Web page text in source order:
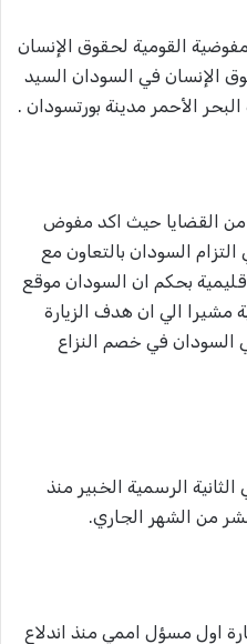
القومية لحقوق الإنسان
الإنسان في السودان السيد
الأحمر مدينة بورتسودان .
من القضايا حيث اكد مفوض
السودان بالتعاون مع
بحكم ان السودان موقع
مشيرا الي ان هدف الزيارة
السودان في خصم النزاع
الرسمية الخبير منذ
من الشهر الجاري.
اول مسؤل اممي منذ اندلاع